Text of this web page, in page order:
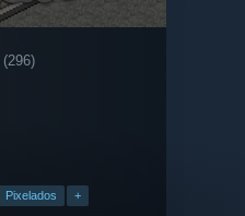
(296)
Pixelados +